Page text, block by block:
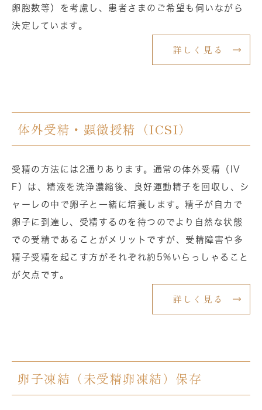
卵胞数等）を考慮し、患者さまのご希望も伺いながら
決定しています。
詳しく見る
体外受精・顕微授精（ICSI）
受精の方法には2通りあります。通常の体外受精（IV
F）は、精液を洗浄濃縮後、良好運動精子を回収し、シ
ャーレの中で卵子と一緒に培養します。精子が自力で
卵子に到達し、受精するのを待つのでより自然な状態
での受精であることがメリットですが、受精障害や多
精子受精を起こす方がそれぞれ約5%いらっしゃること
が欠点です。
詳しく見る
卵子凍結（未受精卵凍結）保存